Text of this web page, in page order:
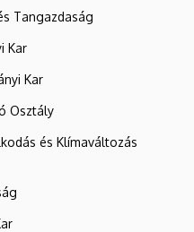
Tangazdaság
Kar
Kar
Osztály
és Klímaváltozás